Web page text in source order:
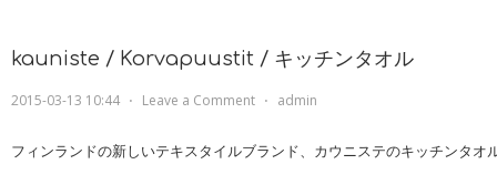
kauniste / Korvapuustit / キッチンタオル
2015-03-13 10:44 ⋅ Leave a Comment ⋅ admin
フィンランドの新しいテキスタイルブランド、カウニステのキッチンタオ